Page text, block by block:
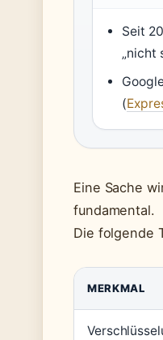
Seit
„nicht
(
Eine Sache
fundamental.
Die folgende
MERKMAL